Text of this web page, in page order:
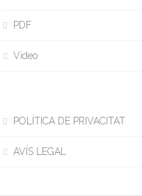
PDF
Video
POLÍTICA DE PRIVACITAT
AVÍS LEGAL